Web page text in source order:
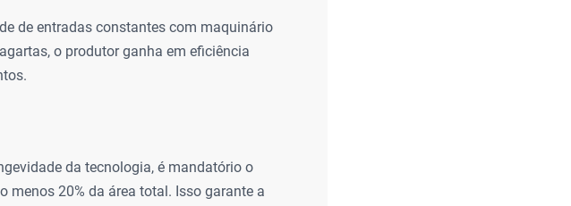
de entradas constantes com maquinário
o produtor ganha em eficiência
da tecnologia, é mandatório o
menos 20% da área total. Isso garante a